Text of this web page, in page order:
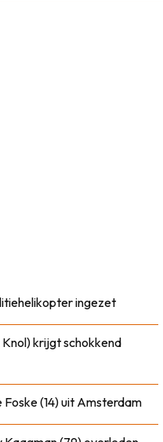
ingezet
Knol) krijgt schokkend
(14) uit Amsterdam